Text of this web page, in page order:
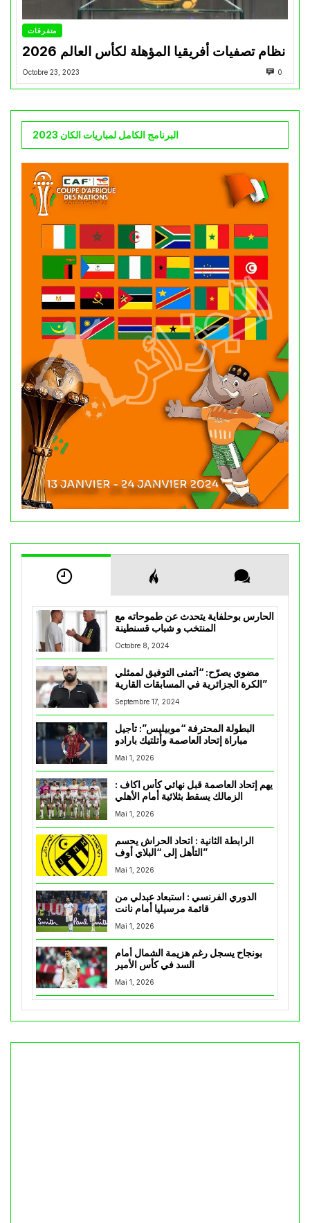
متفرقات
نظام تصفيات أفريقيا المؤهلة لكأس العالم 2026
Octobre 23, 2023 0
البرنامج الكامل لمباريات الكان 2023
الحارس بوحلفاية يتحدث عن طموحاته مع
المنتخب و شباب قسنطينة
Octobre 8, 2024
مضوي يصرّح: “أتمنى التوفيق لممثلي
الكرة الجزائرية في المسابقات القارية”
Septembre 17, 2024
البطولة المحترفة “موبيليس”: تأجيل
مباراة إتحاد العاصمة وأتلتيك بارادو
Mai 1, 2026
يهم إتحاد العاصمة قبل نهائي كأس اكاف :
Mai 1, 2026
الرابطة الثانية : اتحاد الحراش يحسم
التأهل إلى “البلاي أوف”
Mai 1, 2026
الدوري الفرنسي : استبعاد عبدلي من
قائمة مرسيليا أمام نانت
Mai 1, 2026
بونجاح يسجل رغم هزيمة الشمال أمام
السد في كأس الأمير
Mai 1, 2026